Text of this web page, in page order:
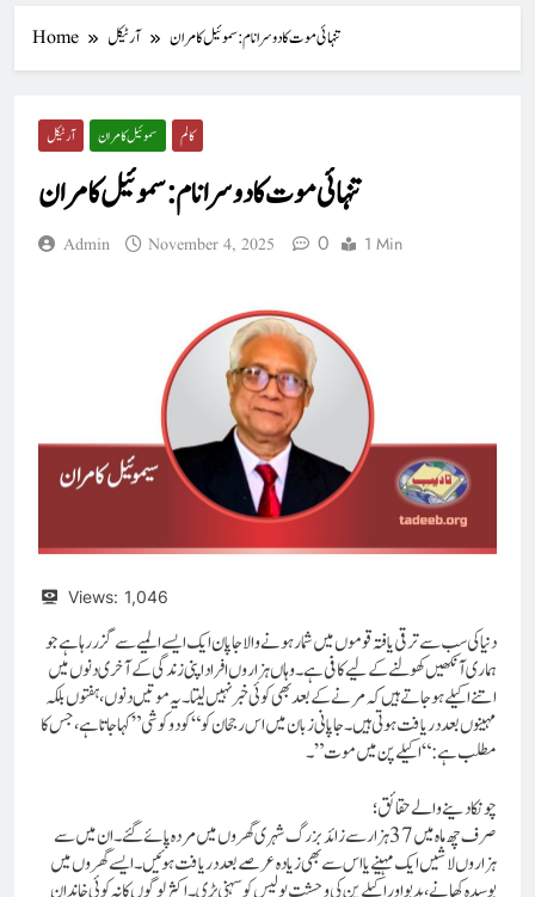
Home آرٹیکل تنہائی موت کا دوسرا نام : سموئیل کامران
آرٹیکل سموئیل کامران کالم
تنہائی موت کا دوسرا نام : سموئیل کامران
Admin November 4, 2025 0 1 Min
Views: 1,046
دنیا کی سب سے ترقی یافتہ قوموں میں شمار ہونے والا جاپان ایک ایسے المیے سے گزر رہا ہے جو
ہماری آنکھیں کھولنے کے لیے کافی ہے۔ وہاں ہزاروں افراد اپنی زندگی کے آخری دنوں میں
اتنے اکیلے ہو جاتے ہیں کہ مرنے کے بعد بھی کوئی خبر نہیں لیتا۔ یہ موتیں دنوں، ہفتوں بلکہ
مہینوں بعد دریافت ہوتی ہیں۔ جاپانی زبان میں اس رجحان کو “کودوکوشی” کہا جاتا ہے، جس کا
مطلب ہے: “اکیلے پن میں موت”۔
چونکا دینے والے حقائق؛
صرف چھ ماہ میں 37 ہزار سے زائد بزرگ شہری گھروں میں مردہ پائے گئے۔ان میں سے
ہزاروں لاشیں ایک مہینے یا اس سے بھی زیادہ عرصے بعد دریافت ہوئیں۔ایسے گھروں میں